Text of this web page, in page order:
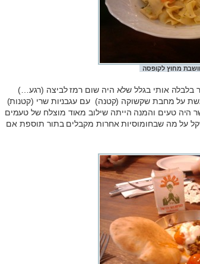
מחוץ לקופסה
בלבלה אותי בגלל שלא היה שום רמז לביצה (רגע…)
על מחבת שקשוקה (קטנה) עם עגבניות שרי (קטנות)
היה טעים והמנה הייתה שילוב מאוד מוצלח של טעמים
אין דרך לצאת מכאן לא פראייר – שילמתי 45 שקל על מה שבחומוסיות אחרות מקבלים בתור תוספת אם